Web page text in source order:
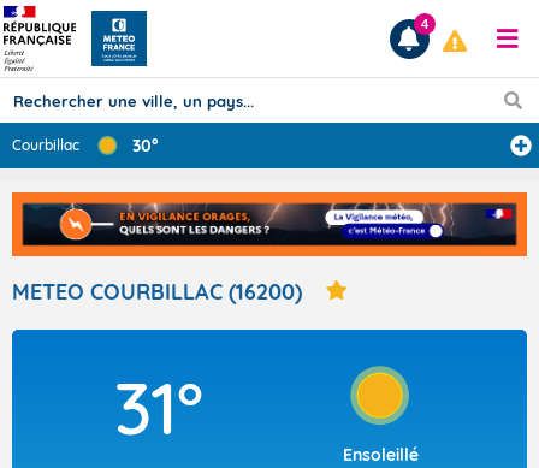
Prévisions
TOUS LES RÉSULTATS
Articles
4
Courbillac 30°
METEO COURBILLAC (16200)
31°
Ensoleillé